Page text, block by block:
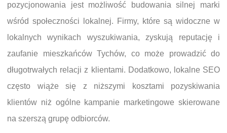
pozycjonowania jest możliwość budowania silnej marki
wśród społeczności lokalnej. Firmy, które są widoczne w
lokalnych wynikach wyszukiwania, zyskują reputację i
zaufanie mieszkańców Tychów, co może prowadzić do
długotrwałych relacji z klientami. Dodatkowo, lokalne SEO
często wiąże się z niższymi kosztami pozyskiwania
klientów niż ogólne kampanie marketingowe skierowane
na szerszą grupę odbiorców.